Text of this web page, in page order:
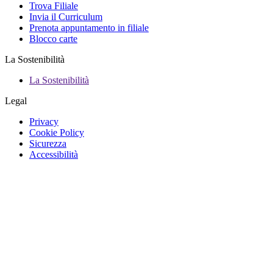
Trova Filiale
Invia il Curriculum
Prenota appuntamento in filiale
Blocco carte
La Sostenibilità
La Sostenibilità
Legal
Privacy
Cookie Policy
Sicurezza
Accessibilità